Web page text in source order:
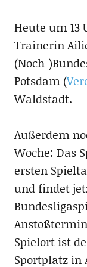
Heute um 13
Trainerin
(Noch-
Potsdam (
Waldstadt.
Außerdem
Woche: Das
ersten
und findet
Spielort ist
Sportplatz in